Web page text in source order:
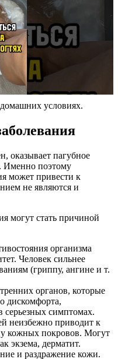
условиях.
оказывает пагубное
Именно поэтому
может привести к
не являются и
могут стать причиной
организма
Человек сильнее
(гриппу, ангине и т.
органов, которые
дискомфорта,
серьезных симптомах.
неизбежно приводит к
кожных покровов. Могут
экзема, дерматит.
и раздражение кожи.